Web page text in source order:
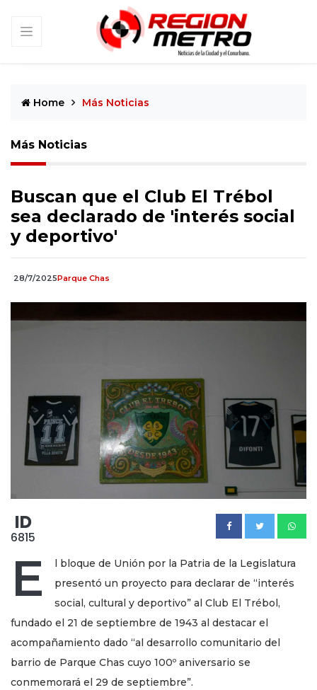
Home Más Noticias
Más Noticias
Buscan que el Club El Trébol
sea declarado de 'interés social
y deportivo'
28/7/2025Parque Chas
ID
6815
E
l bloque de Unión por la Patria de la Legislatura
presentó un proyecto para declarar de “interés
social, cultural y deportivo” al Club El Trébol,
fundado el 21 de septiembre de 1943 al destacar el
acompañamiento dado “al desarrollo comunitario del
barrio de Parque Chas cuyo 100º aniversario se
conmemorará el 29 de septiembre”.